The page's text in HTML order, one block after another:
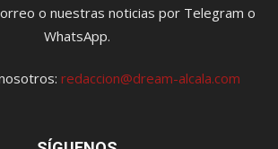
o nuestras noticias por Telegram o
WhatsApp.
redaccion@dream-alcala.com